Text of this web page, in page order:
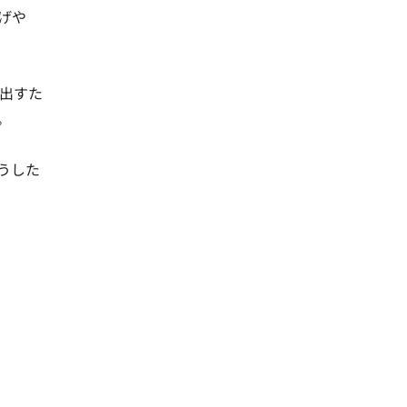
や
すた
した